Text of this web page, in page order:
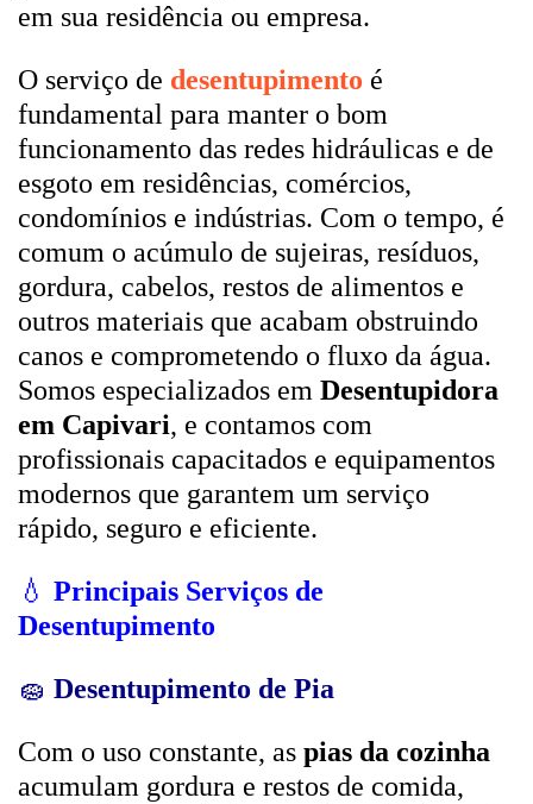
em sua residência ou empresa.
O serviço de desentupimento é
fundamental para manter o bom
funcionamento das redes hidráulicas e de
esgoto em residências, comércios,
condomínios e indústrias. Com o tempo, é
comum o acúmulo de sujeiras, resíduos,
gordura, cabelos, restos de alimentos e
outros materiais que acabam obstruindo
canos e comprometendo o fluxo da água.
Somos especializados em Desentupidora
em Capivari, e contamos com
profissionais capacitados e equipamentos
modernos que garantem um serviço
rápido, seguro e eficiente.
💧 Principais Serviços de
Desentupimento
🧽 Desentupimento de Pia
Com o uso constante, as pias da cozinha
acumulam gordura e restos de comida,